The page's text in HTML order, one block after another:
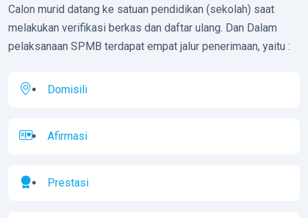
Calon murid datang ke satuan pendidikan (sekolah) saat
melakukan verifikasi berkas dan daftar ulang. Dan Dalam
pelaksanaan SPMB terdapat empat jalur penerimaan, yaitu :
Domisili
Afirmasi
Prestasi